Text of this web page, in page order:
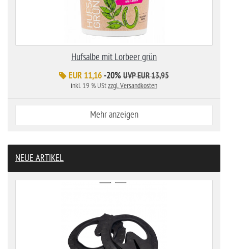
Hufsalbe mit Lorbeer grün
EUR 11,16-20% UVP EUR 13,95
inkl. 19 % UStzzgl. Versandkosten
Mehr anzeigen
NEUE ARTIKEL